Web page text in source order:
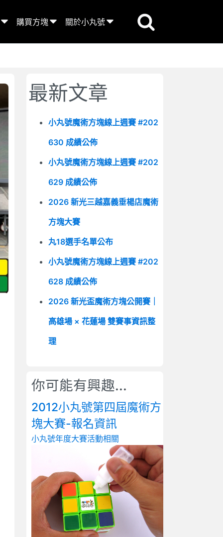
購買方塊 關於小丸號
最新文章
小丸號魔術方塊線上週賽 #202
630 成績公佈
小丸號魔術方塊線上週賽 #202
629 成績公佈
2026 新光三越嘉義垂楊店魔術
方塊大賽
丸18選手名單公布
小丸號魔術方塊線上週賽 #202
628 成績公佈
2026 新光盃魔術方塊公開賽｜
高雄場 × 花蓮場 雙賽事資訊整
理
你可能有興趣...
2012小丸號第四屆魔術方
塊大賽-報名資訊
小丸號年度大賽活動相關